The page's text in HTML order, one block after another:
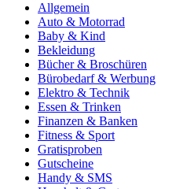
Allgemein
Auto & Motorrad
Baby & Kind
Bekleidung
Bücher & Broschüren
Bürobedarf & Werbung
Elektro & Technik
Essen & Trinken
Finanzen & Banken
Fitness & Sport
Gratisproben
Gutscheine
Handy & SMS